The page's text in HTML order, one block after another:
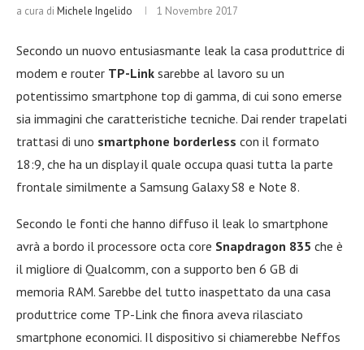
a cura di Michele Ingelido 1 Novembre 2017
Secondo un nuovo entusiasmante leak la casa produttrice di
modem e router TP-Link sarebbe al lavoro su un
potentissimo smartphone top di gamma, di cui sono emerse
sia immagini che caratteristiche tecniche. Dai render trapelati
trattasi di uno smartphone borderless con il formato
18:9, che ha un display il quale occupa quasi tutta la parte
frontale similmente a Samsung Galaxy S8 e Note 8.
Secondo le fonti che hanno diffuso il leak lo smartphone
avrà a bordo il processore octa core Snapdragon 835 che è
il migliore di Qualcomm, con a supporto ben 6 GB di
memoria RAM. Sarebbe del tutto inaspettato da una casa
produttrice come TP-Link che finora aveva rilasciato
smartphone economici. Il dispositivo si chiamerebbe Neffos